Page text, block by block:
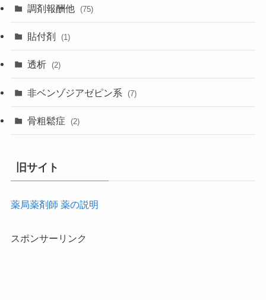
調剤報酬他 (75)
貼付剤 (1)
透析 (2)
非ベンゾジアゼピン系 (7)
骨粗鬆症 (2)
旧サイト
薬局薬剤師 薬の説明
スポンサーリンク